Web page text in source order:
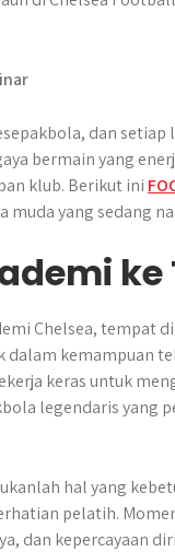
dan
bermain yang
klub. Berikut ini
yang sedang
ke
Chelsea, tempat
dalam kemampuan
keras untuk
legendaris yang
hal yang
pelatih.
dan kepercayaan